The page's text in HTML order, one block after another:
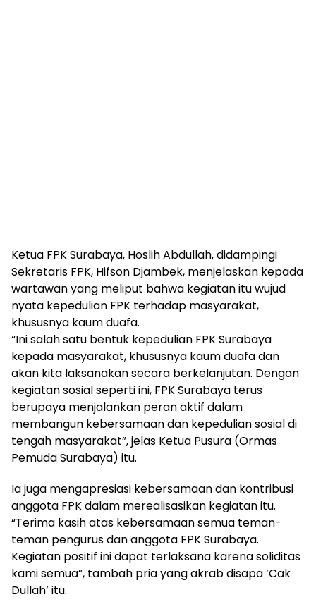
Ketua FPK Surabaya, Hoslih Abdullah, didampingi
Sekretaris FPK, Hifson Djambek, menjelaskan kepada
wartawan yang meliput bahwa kegiatan itu wujud
nyata kepedulian FPK terhadap masyarakat,
khususnya kaum duafa.
“Ini salah satu bentuk kepedulian FPK Surabaya
kepada masyarakat, khususnya kaum duafa dan
akan kita laksanakan secara berkelanjutan. Dengan
kegiatan sosial seperti ini, FPK Surabaya terus
berupaya menjalankan peran aktif dalam
membangun kebersamaan dan kepedulian sosial di
tengah masyarakat”, jelas Ketua Pusura (Ormas
Pemuda Surabaya) itu.
Ia juga mengapresiasi kebersamaan dan kontribusi
anggota FPK dalam merealisasikan kegiatan itu.
“Terima kasih atas kebersamaan semua teman-
teman pengurus dan anggota FPK Surabaya.
Kegiatan positif ini dapat terlaksana karena soliditas
kami semua”, tambah pria yang akrab disapa ‘Cak
Dullah’ itu.